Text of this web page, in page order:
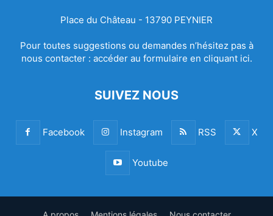
Place du Château - 13790 PEYNIER
Pour toutes suggestions ou demandes n’hésitez pas à
nous contacter : accéder au formulaire en cliquant ici.
SUIVEZ NOUS
Facebook Instagram RSS X
Youtube